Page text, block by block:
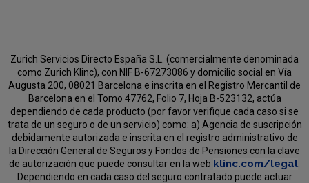
Zurich Servicios Directo España S.L. (comercialmente denominada
como Zurich Klinc), con NIF B-67273086 y domicilio social en Vía
Augusta 200, 08021 Barcelona e inscrita en el Registro Mercantil de
Barcelona en el Tomo 47762, Folio 7, Hoja B-523132, actúa
dependiendo de cada producto (por favor verifique cada caso si se
trata de un seguro o de un servicio) como: a) Agencia de suscripción
debidamente autorizada e inscrita en el registro administrativo de
la Dirección General de Seguros y Fondos de Pensiones con la clave
de autorización que puede consultar en la web klinc.com/legal
Dependiendo en cada caso del seguro contratado puede actuar